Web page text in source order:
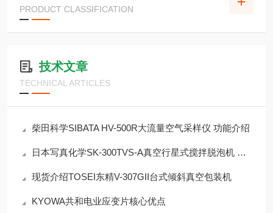
PRODUCT CLASSIFICATION
技术文章
TECHNICAL ARTICLES
柴田科学SIBATA HV-500R大流量空气采样仪 功能介绍
日本写真化学SK-300TVS-A真空行星式搅拌脱泡机 功能介绍
现货介绍TOSEI东精V-307GII台式倾斜真空包装机
KYOWA共和电业应变片核心优点